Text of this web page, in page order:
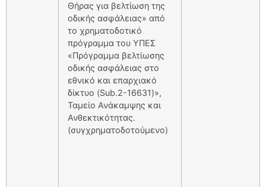
Θήρας για βελτίωση της
οδικής ασφάλειας» από
το χρηματοδοτικό
πρόγραμμα του ΥΠΕΣ
«Πρόγραμμα βελτίωσης
οδικής ασφάλειας στο
εθνικό και επαρχιακό
δίκτυο (Sub.2-16631)»,
Ταμείο Ανάκαμψης και
Ανθεκτικότητας.
(συγχρηματοδοτούμενο)